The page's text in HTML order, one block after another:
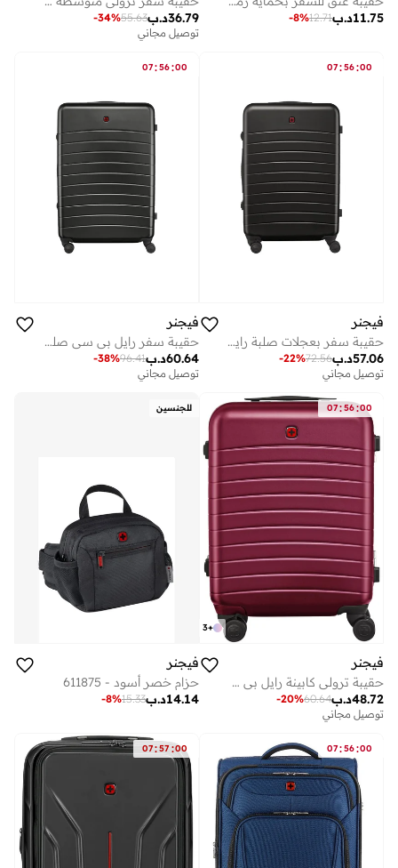
د.ب11.75
12.71
-8%
د.ب36.79
55.63
-34%
توصيل مجاني
07:56:00
فيجنر
حقيبة سفر بعجلات صلبة رايل ٧٠ سم أسود
د.ب57.06
72.56
-22%
توصيل مجاني
07:56:00
فيجنر
حقيبة سفر رايل بي سي صلبة مقاس سم بعجلات سوداء
د.ب60.64
96.41
-38%
توصيل مجاني
07:56:00
+
3
فيجنر
حقيبة ترولي كابينة رايل بي سي صلبة سم عنابي
د.ب48.72
60.64
-20%
توصيل مجاني
للجنسين
فيجنر
حزام خصر أسود - 611875
د.ب14.14
15.33
-8%
07:56:00
07:57 :00